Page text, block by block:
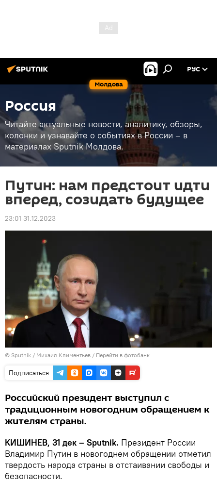
Молдова
РУС
Россия
Читайте актуальные новости, аналитику, обзоры,
колонки и узнавайте о событиях в России – в
материалах Sputnik Молдова.
Путин: нам предстоит идти
вперед, созидать будущее
23:01 31.12.2023
© Sputnik / Михаил Климентьев / Перейти в фотобанк
Подписаться
Российский президент выступил с
традиционным новогодним обращением к
жителям страны.
КИШИНЕВ, 31 дек – Sputnik. Президент России
Владимир Путин в новогоднем обращении отметил
твердость народа страны в отстаивании свободы и
безопасности.